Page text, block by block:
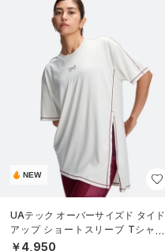
NEW
UAテック オーバーサイズド タイド
アップ ショートスリーブ Tシャツ
（トレーニング/WOMEN）
￥4,950